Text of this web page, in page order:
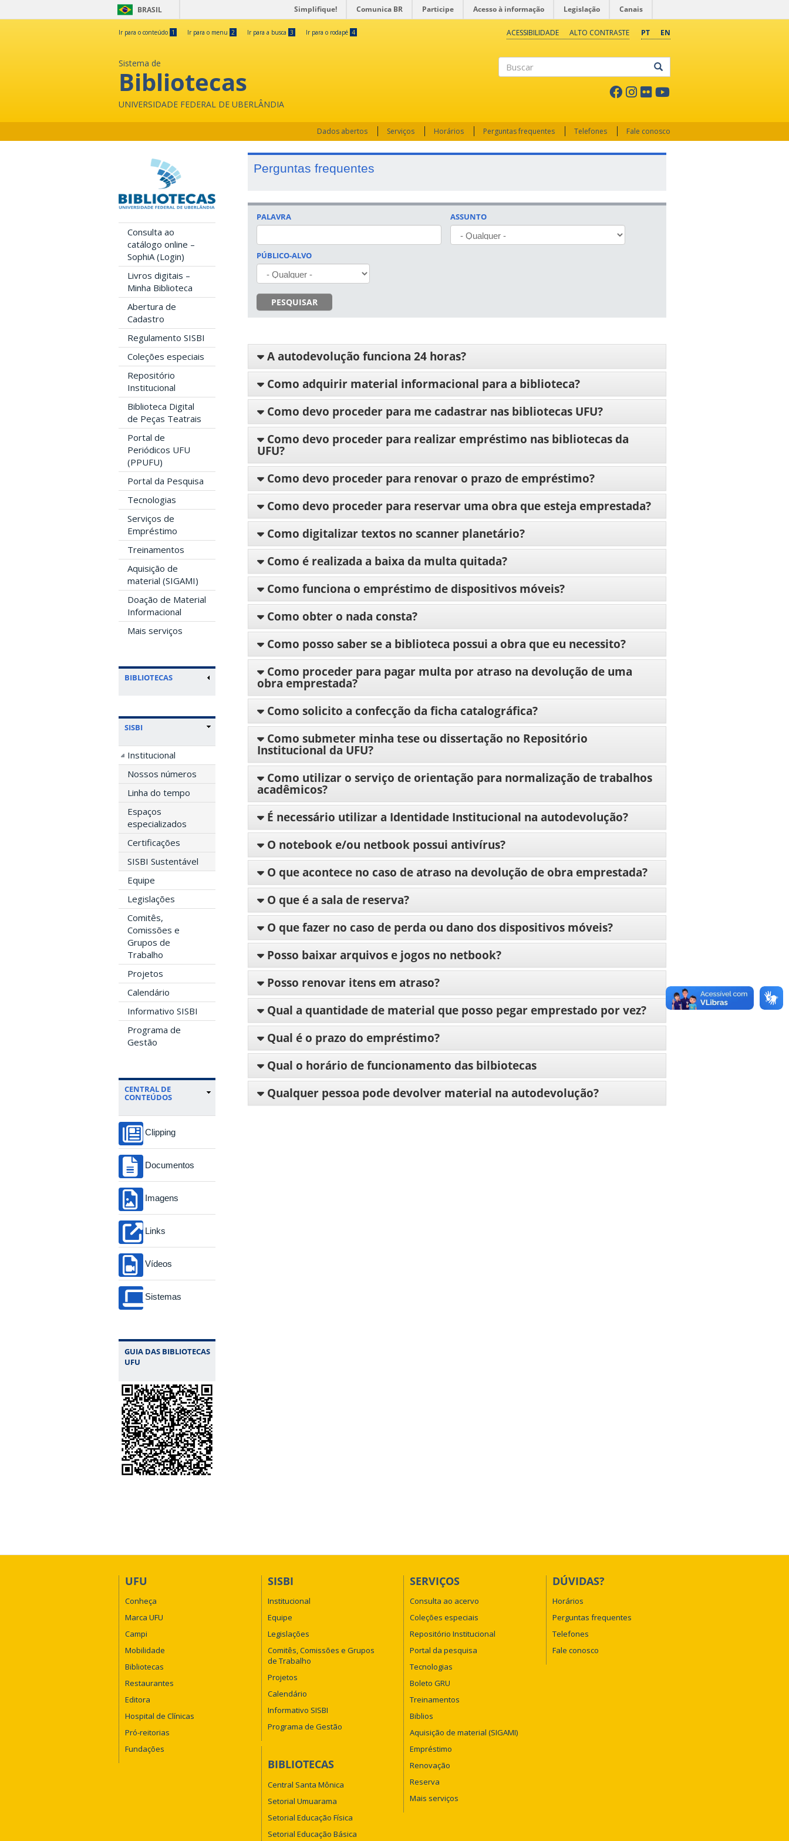
BRASIL Simplifique! Comunica BR Participe Acesso à informação Legislação Canais
Ir para o conteúdo 1 Ir para o menu 2 Ir para a busca 3 Ir para o rodapé 4 PT EN
ACESSIBILIDADE ALTO CONTRASTE
Sistema de
Bibliotecas
UNIVERSIDADE FEDERAL DE UBERLÂNDIA
Dados abertos Serviços Horários Perguntas frequentes Telefones Fale conosco
Consulta ao
catálogo online –
SophiA (Login)
Livros digitais –
Minha Biblioteca
Abertura de
Cadastro
Regulamento SISBI
Coleções especiais
Repositório
Institucional
Biblioteca Digital
de Peças Teatrais
Portal de
Periódicos UFU
(PPUFU)
Portal da Pesquisa
Tecnologias
Serviços de
Empréstimo
Treinamentos
Aquisição de
material (SIGAMI)
Doação de Material
Informacional
Mais serviços
BIBLIOTECAS
SISBI
Institucional
Nossos números
Linha do tempo
Espaços
especializados
Certificações
SISBI Sustentável
Equipe
Legislações
Comitês,
Comissões e
Grupos de
Trabalho
Projetos
Calendário
Informativo SISBI
Programa de
Gestão
CENTRAL DE
CONTEÚDOS
Clipping
Documentos
Imagens
Links
Vídeos
Sistemas
GUIA DAS BIBLIOTECAS
UFU
Perguntas frequentes
PALAVRA ASSUNTO
PÚBLICO-ALVO
PESQUISAR
A autodevolução funciona 24 horas?
Como adquirir material informacional para a biblioteca?
Como devo proceder para me cadastrar nas bibliotecas UFU?
Como devo proceder para realizar empréstimo nas bibliotecas da
UFU?
Como devo proceder para renovar o prazo de empréstimo?
Como devo proceder para reservar uma obra que esteja emprestada?
Como digitalizar textos no scanner planetário?
Como é realizada a baixa da multa quitada?
Como funciona o empréstimo de dispositivos móveis?
Como obter o nada consta?
Como posso saber se a biblioteca possui a obra que eu necessito?
Como proceder para pagar multa por atraso na devolução de uma
obra emprestada?
Como solicito a confecção da ficha catalográfica?
Como submeter minha tese ou dissertação no Repositório
Institucional da UFU?
Como utilizar o serviço de orientação para normalização de trabalhos
acadêmicos?
É necessário utilizar a Identidade Institucional na autodevolução?
O notebook e/ou netbook possui antivírus?
O que acontece no caso de atraso na devolução de obra emprestada?
O que é a sala de reserva?
O que fazer no caso de perda ou dano dos dispositivos móveis?
Posso baixar arquivos e jogos no netbook?
Posso renovar itens em atraso?
Qual a quantidade de material que posso pegar emprestado por vez?
Qual é o prazo do empréstimo?
Qual o horário de funcionamento das bilbiotecas
Qualquer pessoa pode devolver material na autodevolução?
UFU
Conheça
Marca UFU
Campi
Mobilidade
Bibliotecas
Restaurantes
Editora
Hospital de Clínicas
Pró-reitorias
Fundações
SISBI
Institucional
Equipe
Legislações
Comitês, Comissões e Grupos
de Trabalho
Projetos
Calendário
Informativo SISBI
Programa de Gestão
BIBLIOTECAS
Central Santa Mônica
Setorial Umuarama
Setorial Educação Física
Setorial Educação Básica
SERVIÇOS
Consulta ao acervo
Coleções especiais
Repositório Institucional
Portal da pesquisa
Tecnologias
Boleto GRU
Treinamentos
Biblios
Aquisição de material (SIGAMI)
Empréstimo
Renovação
Reserva
Mais serviços
DÚVIDAS?
Horários
Perguntas frequentes
Telefones
Fale conosco